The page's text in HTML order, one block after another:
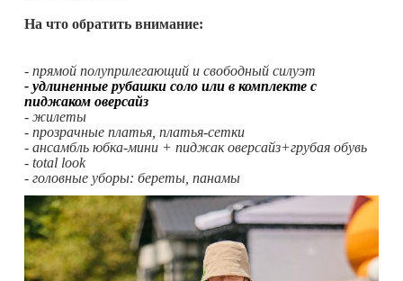
На что обратить внимание:
- прямой полуприлегающий и свободный силуэт
- удлиненные рубашки соло или в комплекте с
пиджаком оверсайз
- жилеты
- прозрачные платья, платья-сетки
- ансамбль юбка-мини + пиджак оверсайз+грубая обувь
- total look
- головные уборы: береты, панамы